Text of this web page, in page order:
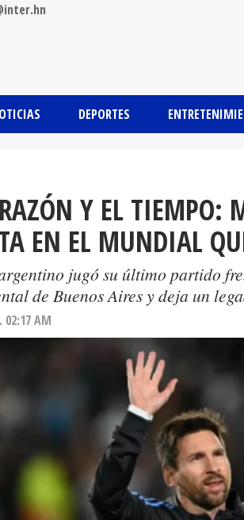
DEPORTES
Y EL TIEMPO:
EN EL MUNDIAL
jugó su último partido
de Buenos Aires y deja un
02:17 AM